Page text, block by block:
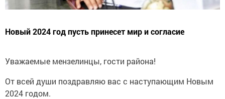
Новый 2024 год пусть принесет мир и согласие
Уважаемые мензелинцы, гости района!
От всей души поздравляю вас с наступающим Новым
2024 годом.